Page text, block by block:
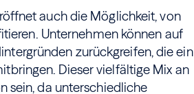
auch die Möglichkeit, von
Unternehmen können auf
zurückgreifen, die ein
Dieser vielfältige Mix an
sein, da unterschiedliche